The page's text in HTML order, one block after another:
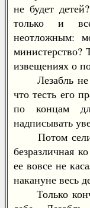
не будет
только и
неотложным:
министерство?
извещениях о
Лезабль не
что тесть его
по концам
надписывать
Потом сели
безразличная
ее вовсе не
накануне весь
Только